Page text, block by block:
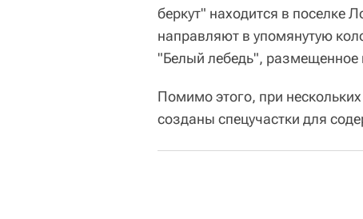
беркут" находится в поселке
направляют в упомянутую
"Белый лебедь",
Помимо этого, при
созданы спецучастки для